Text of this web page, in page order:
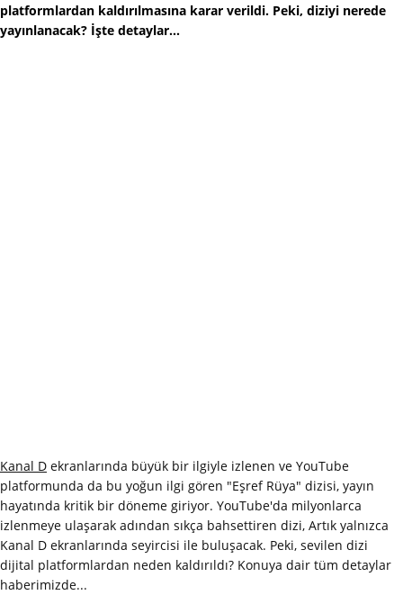
platformlardan kaldırılmasına karar verildi. Peki, diziyi nerede
yayınlanacak? İşte detaylar...
Kanal D ekranlarında büyük bir ilgiyle izlenen ve YouTube
platformunda da bu yoğun ilgi gören "Eşref Rüya" dizisi, yayın
hayatında kritik bir döneme giriyor. YouTube'da milyonlarca
izlenmeye ulaşarak adından sıkça bahsettiren dizi, Artık yalnızca
Kanal D ekranlarında seyircisi ile buluşacak. Peki, sevilen dizi
dijital platformlardan neden kaldırıldı? Konuya dair tüm detaylar
haberimizde...